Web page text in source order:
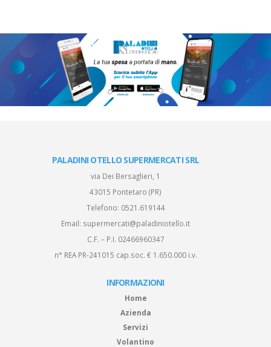
PALADINI OTELLO SUPERMERCATI SRL
via Dei Bersaglieri, 1
43015 Pontetaro (PR)
Telefono: 0521.619144
Email: supermercati@paladiniotello.it
C.F. – P.I. 02466960347
n° REA PR-241015 cap.soc. € 1.650.000 i.v.
INFORMAZIONI
Home
Azienda
Servizi
Volantino